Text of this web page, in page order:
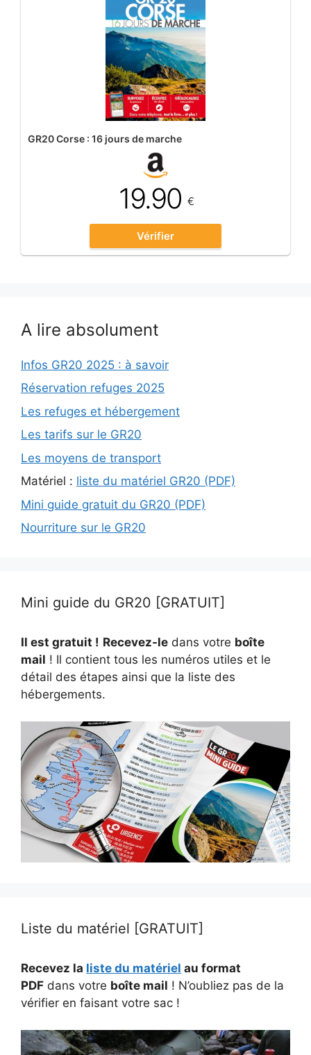
GR20 Corse : 16 jours de marche
19.90€
Vérifier
A lire absolument
Infos GR20 2025 : à savoir
Réservation refuges 2025
Les refuges et hébergement
Les tarifs sur le GR20
Les moyens de transport
Matériel : liste du matériel GR20 (PDF)
Mini guide gratuit du GR20 (PDF)
Nourriture sur le GR20
Mini guide du GR20 [GRATUIT]
Il est gratuit ! Recevez-le dans votre boîte
mail ! Il contient tous les numéros utiles et le
détail des étapes ainsi que la liste des
hébergements.
Liste du matériel [GRATUIT]
Recevez la liste du matériel au format
PDF dans votre boîte mail ! N’oubliez pas de la
vérifier en faisant votre sac !